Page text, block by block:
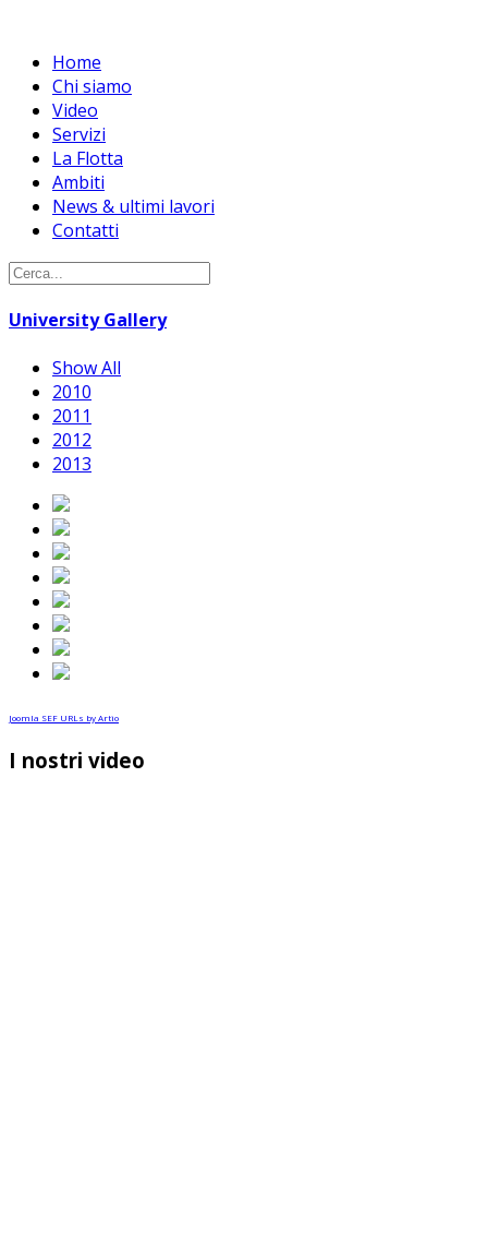
Home
Chi siamo
Video
Servizi
La Flotta
Ambiti
News & ultimi lavori
Contatti
University Gallery
Show All
2010
2011
2012
2013
Joomla SEF URLs by Artio
I nostri video